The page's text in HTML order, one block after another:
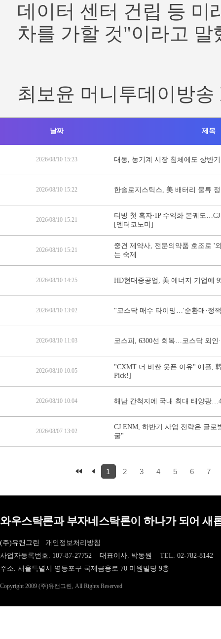
데이터 센터 건립 등 미
차를 가할 것"이라고 말
최보윤 머니투데이방
날짜 제목
2026/08/10 15:23 대동, 농기계 시장 침체에도 상반
2026/08/10 15:22 한솔로지스틱스, 美 배터리 물류
2026/08/10 15:21
티빙 첫 흑자·IP 수익화 본궤도
[엔터코노미]
2026/08/10 15:21
중견 제약사, 전문의약품 호조로 '
는 숙제
2026/08/10 14:25 HD현대중공업, 美 에너지 기업에
2026/08/10 13:02 "코스닥 매수 타이밍…'순환매·정
2026/08/10 11:03 코스피, 6300선 회복…코스닥 외인
2026/08/10 10:05
"CXMT 더 비싼 웃픈 이유" 애플,
Pick!]
2026/08/10 10:04 해남 간척지에 국내 최대 태양광
2026/08/07 13:02
CJ ENM, 하반기 사업 전략은 글
굴"
1 2 3 4 5 6 7
와우스탁론과 부자네스탁론이 하나가 되어 새
(주)유캔그린
개인정보처리방침
사업자등록번호. 107-87-27752 대표이사. 박동원 TEL. 02-782-8142
주소. 서울특별시 영등포구 국제금융로 70 미원빌딩 9층
Copyright 2009 (주)유캔그린, All Rights Reserved